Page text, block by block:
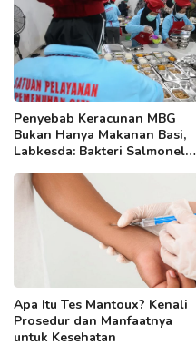
Penyebab Keracunan MBG
Bukan Hanya Makanan Basi,
Labkesda: Bakteri Salmonella
Apa Itu Tes Mantoux? Kenali
Prosedur dan Manfaatnya
untuk Kesehatan